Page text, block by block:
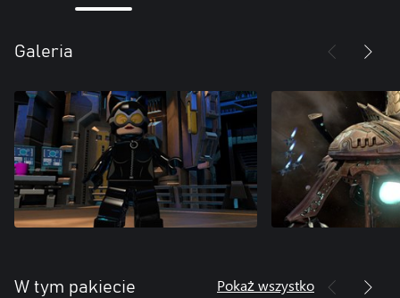
Galeria
W tym pakiecie Pokaż wszystko